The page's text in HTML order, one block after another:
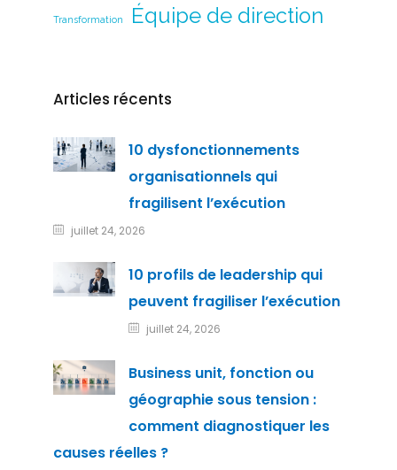
Transformation Équipe de direction
Articles récents
10 dysfonctionnements
organisationnels qui
fragilisent l’exécution
juillet 24, 2026
10 profils de leadership qui
peuvent fragiliser l’exécution
juillet 24, 2026
Business unit, fonction ou
géographie sous tension :
comment diagnostiquer les
causes réelles ?